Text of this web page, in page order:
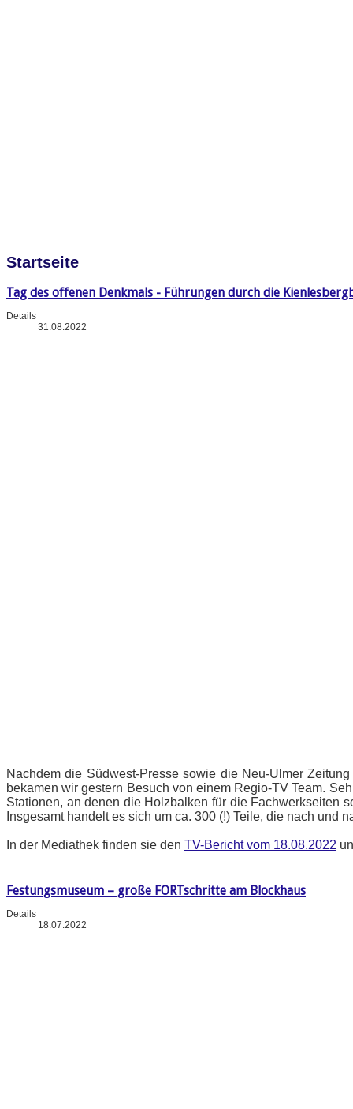
Startseite
Tag des offenen Denkmals - Führungen durch die
Details
31.08.2022
Nachdem die Südwest-Presse sowie die Neu-Ulmer
bekamen wir gestern Besuch von einem Regio-TV Team.
Stationen, an denen die Holzbalken für die Fachwerkseiten
Insgesamt handelt es sich um ca. 300 (!) Teile, die nach und
In der Mediathek finden sie den TV-Bericht vom 18.08.2022
Festungsmuseum – große FORTschritte am Blockhaus
Details
18.07.2022